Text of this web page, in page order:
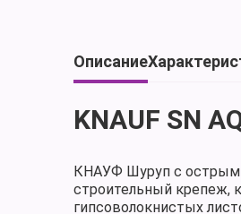
Описание
KNAUF SN
КНАУФ Шуруп с острым
строительный крепеж,
гипсоволокнистых